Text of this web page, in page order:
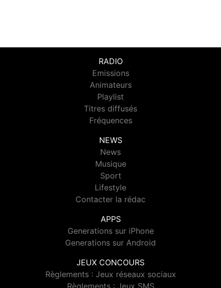
RADIO
Emissions
Animateurs
Playlist
Titres diffusés
Fréquences
NEWS
News
Musique
Sport
Lifestyle
Contacter la rédac
APPS
Generations sur iPhone
Generations sur Android
JEUX CONCOURS
Règlements : Jeux réseaux sociaux